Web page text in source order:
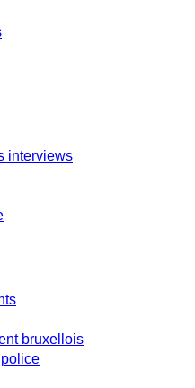
interviews
bruxellois